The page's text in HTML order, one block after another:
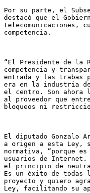
Por su parte, el
destacó que el
telecomunicaciones,
competencia.
“El Presidente de la
competencia y
entrada y las trabas
era en la industria de
el centro. Son
al proveedor que
bloqueos ni
El diputado Gonzalo
a origen a esta Ley,
normativa, “porque
usuarios de Internet.
el principio de
Es un éxito de todas
proyecto y quiero
Ley, facilitando su